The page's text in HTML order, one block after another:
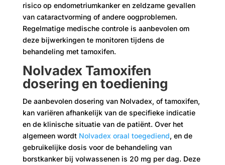
risico op endometriumkanker en zeldzame gevallen
van cataractvorming of andere oogproblemen.
Regelmatige medische controle is aanbevolen om
deze bijwerkingen te monitoren tijdens de
behandeling met tamoxifen.
Nolvadex Tamoxifen
dosering en toediening
De aanbevolen dosering van Nolvadex, of tamoxifen,
kan variëren afhankelijk van de specifieke indicatie
en de klinische situatie van de patiënt. Over het
algemeen wordt Nolvadex oraal toegediend, en de
gebruikelijke dosis voor de behandeling van
borstkanker bij volwassenen is 20 mg per dag. Deze